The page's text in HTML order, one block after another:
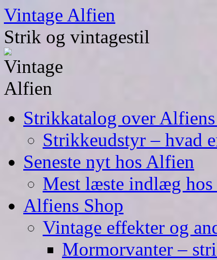
Skip
to
content
Vintage Alfien
Strik og vintagestil
Strikkatalog over
Strikkeudstyr – hvad
Seneste nyt hos Alfien
Mest læste indlæg
Alfiens Shop
Vintage effekter og
Mormorvanter –